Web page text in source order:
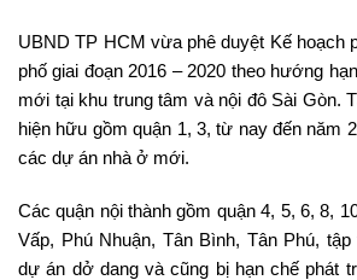
UBND TP HCM vừa phê duyệt Kế hoạch
phố giai đoạn 2016 – 2020 theo hướng
mới tại khu trung tâm và nội đô Sài Gòn.
hiện hữu gồm quận 1, 3, từ nay đến năm
các dự án nhà ở mới.
Các quận nội thành gồm quận 4, 5, 6, 8,
Vấp, Phú Nhuận, Tân Bình, Tân Phú,
dự án dở dang và cũng bị hạn chế phát